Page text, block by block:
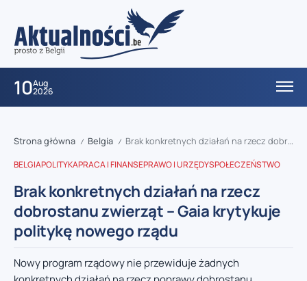
10Aug
2026
Strona główna / Belgia / Brak konkretnych działań na rzecz dobrostanu zwierząt – Gaia krytykuje politykę nowego rządu
BELGIAPOLITYKAPRACA I FINANSEPRAWO I URZĘDYSPOŁECZEŃSTWO
Brak konkretnych działań na rzecz
dobrostanu zwierząt – Gaia krytykuje
politykę nowego rządu
Nowy program rządowy nie przewiduje żadnych